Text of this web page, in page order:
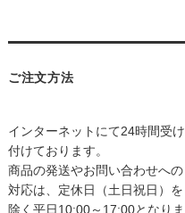
ご注文方法
インターネットにて24時間受け
付けております。
商品の発送やお問い合わせへの
対応は、定休日（土日祝日）を
除く平日10:00～17:00となりま